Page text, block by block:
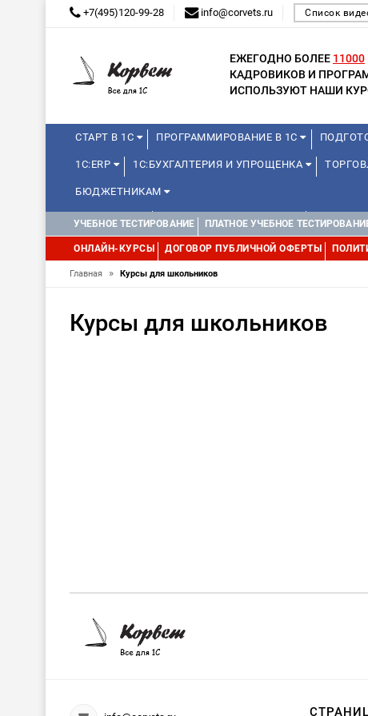
+7(495)120-99-28 info@corvets.ru Список
ЕЖЕГОДНО БОЛЕЕ 11000
КАДРОВИКОВ И
ИСПОЛЬЗУЮТ НАШИ
СТАРТ В 1С ПРОГРАММИРОВАНИЕ В 1С
1С:ERP 1С:БУХГАЛТЕРИЯ И УПРОЩЕНКА
БЮДЖЕТНИКАМ
МИНИ-КУРСЫ КУРСЫ ДЛЯ ШКОЛЬНИКОВ КУРСЫ
УПРАВЛЕНИЕ ПРОЕКТАМИ УПРАВЛЕНЦАМ МИНИ-
УЧЕБНОЕ ТЕСТИРОВАНИЕ ПЛАТНОЕ УЧЕБНОЕ
ОНЛАЙН-КУРСЫ ДОГОВОР ПУБЛИЧНОЙ ОФЕРТЫ
Главная » Курсы для школьников
Курсы для школьников